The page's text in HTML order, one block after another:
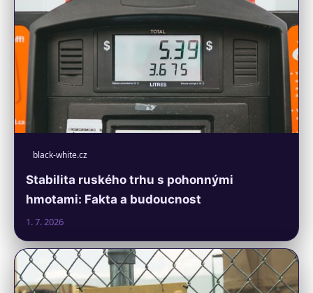
black-white.cz
Stabilita ruského trhu s pohonnými
hmotami: Fakta a budoucnost
1. 7. 2026